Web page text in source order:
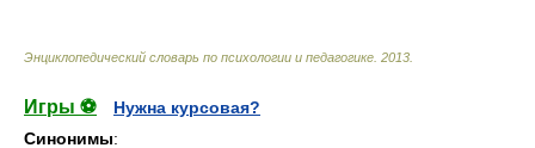
Энциклопедический словарь по психологии и педагогике 2013
Игры ⚽
Нужна курсовая?
Синонимы: